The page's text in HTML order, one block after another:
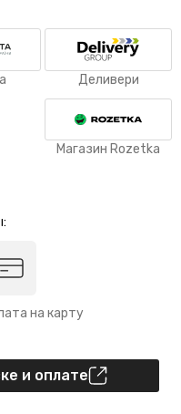
Деливери
Магазин Rozetka
на карту
и оплате